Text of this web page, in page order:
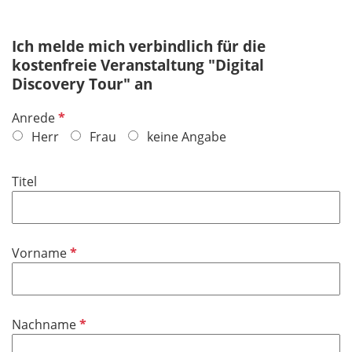
Ich melde mich verbindlich für die
kostenfreie Veranstaltung "Digital
Discovery Tour" an
AnredeP
f
c
f
e
Herr Frau keine Angabe
Titel
VornameP
l
c
NachnameP